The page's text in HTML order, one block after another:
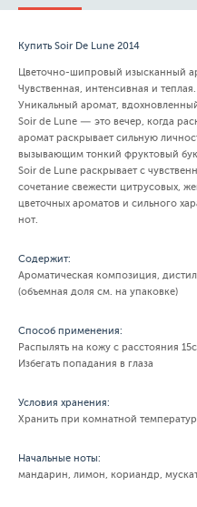
Купить Soir De Lune 2014
Цветочно-шипровый изысканный
Чувственная, интенсивная и теплая.
Уникальный аромат,
Soir de Lune — это вечер, когда
аромат раскрывает сильную
вызывающим тонкий фруктовый
Soir de Lune раскрывает с
сочетание свежести цитрусовых,
цветочных ароматов и сильного
нот.
Содержит:
Ароматическая композиция,
(объемная доля см. на упаковке)
Способ применения:
Распылять на кожу с расстояния
Избегать попадания в глаза
Условия хранения:
Хранить при комнатной
Начальные ноты:
мандарин, лимон, кориандр,